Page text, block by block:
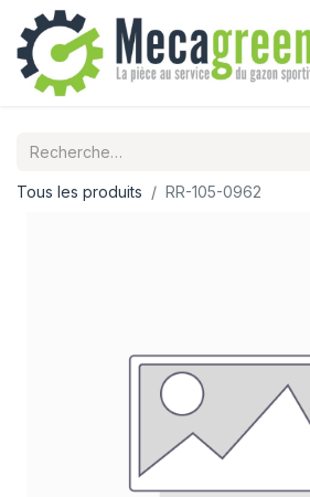
Tous les produits RR-105-0962